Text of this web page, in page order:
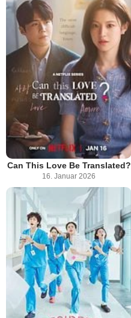
Can This Love Be Translated?
16. Januar 2026